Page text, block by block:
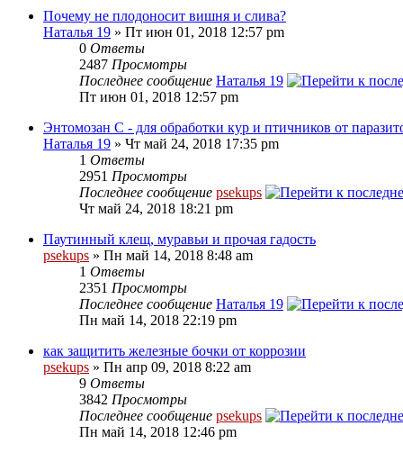
Почему не плодоносит вишня и слива?
Наталья 19 » Пт июн 01, 2018 12:57 pm
0 Ответы
2487 Просмотры
Последнее сообщение Наталья 19
Пт июн 01, 2018 12:57 pm
Энтомозан С - для обработки кур и птичников от
Наталья 19 » Чт май 24, 2018 17:35 pm
1 Ответы
2951 Просмотры
Последнее сообщение psekups
Чт май 24, 2018 18:21 pm
Паутинный клещ, муравьи и прочая гадость
psekups » Пн май 14, 2018 8:48 am
1 Ответы
2351 Просмотры
Последнее сообщение Наталья 19
Пн май 14, 2018 22:19 pm
как защитить железные бочки от коррозии
psekups » Пн апр 09, 2018 8:22 am
9 Ответы
3842 Просмотры
Последнее сообщение psekups
Пн май 14, 2018 12:46 pm